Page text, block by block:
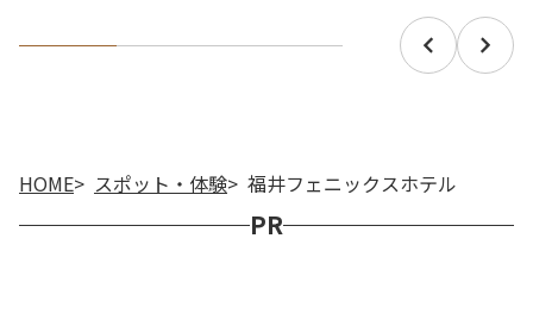
HOME スポット・体験 福井フェニックスホテル
PR